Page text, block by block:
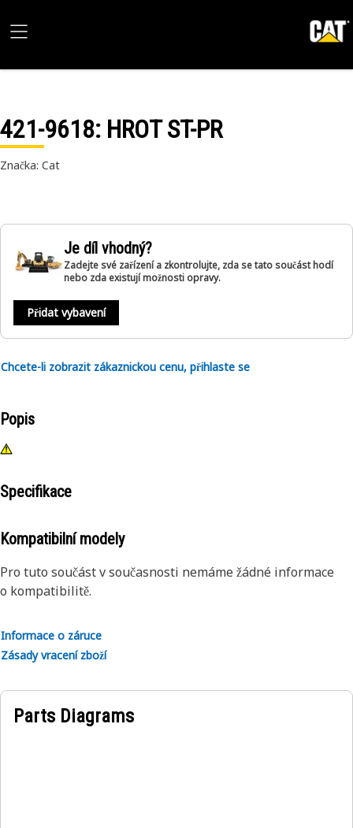
421-9618: HROT ST-PR
Značka: Cat
Je díl vhodný?
Zadejte své zařízení a zkontrolujte, zda se tato součást hodí
nebo zda existují možnosti opravy.
Přidat vybavení
Chcete-li zobrazit zákaznickou cenu, přihlaste se
Popis
Specifikace
Kompatibilní modely
Pro tuto součást v současnosti nemáme žádné informace
o kompatibilitě.
Informace o záruce
Zásady vracení zboží
Parts Diagrams